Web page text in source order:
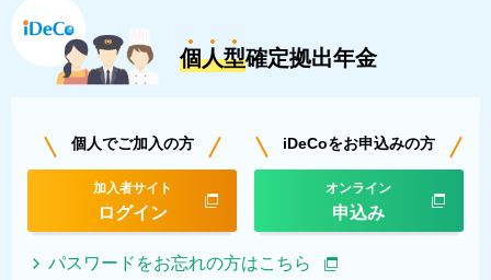
個人型確定拠出年金
個人でご加入の方
加入者サイト
ログイン
iDeCoをお申込みの方
オンライン
申込み
パスワードをお忘れの方はこちら